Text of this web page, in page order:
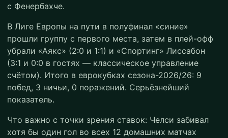
с Фенербахче.
В Лиге Европы на пути в полуфинал «синие»
прошли группу с первого места, затем в плей-офф
убрали «Аякс» (2:0 и 1:1) и «Спортинг» Лиссабон
(3:1 и 0:0 в гостях — классическое управление
счётом). Итого в еврокубках сезона-2026/26: 9
побед, 3 ничьи, 0 поражений. Серьёзнейший
показатель.
Что важно с точки зрения ставок: Челси забивал
хотя бы один гол во всех 12 домашних матчах